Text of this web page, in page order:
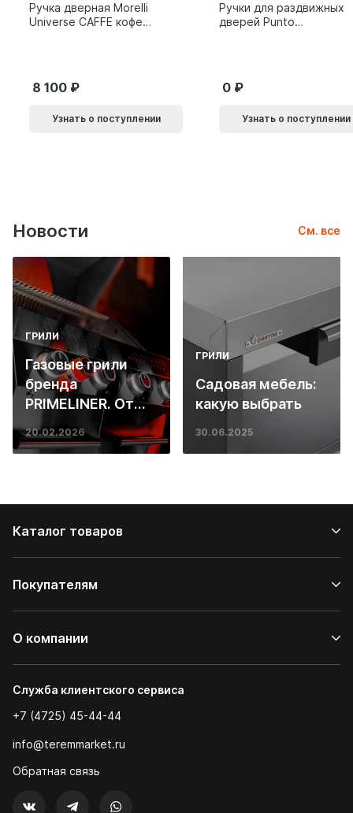
Ручка дверная Morelli
Universe CAFFE кофе
8 100
Узнать о поступлении
Ручки для раздвижных
дверей Punto
0
Узнать о поступлении
Новости См. все
ГРИЛИ
Газовые грили
бренда
PRIMELINER. От
основ инженерии
до ресторанных
20.02.2026
ГРИЛИ
Садовая мебель:
какую выбрать
30.06.2025
Каталог товаров
Покупателям
О компании
Служба клиентского сервиса
+7 (4725) 45-44-44
info@teremmarket.ru
Обратная связь